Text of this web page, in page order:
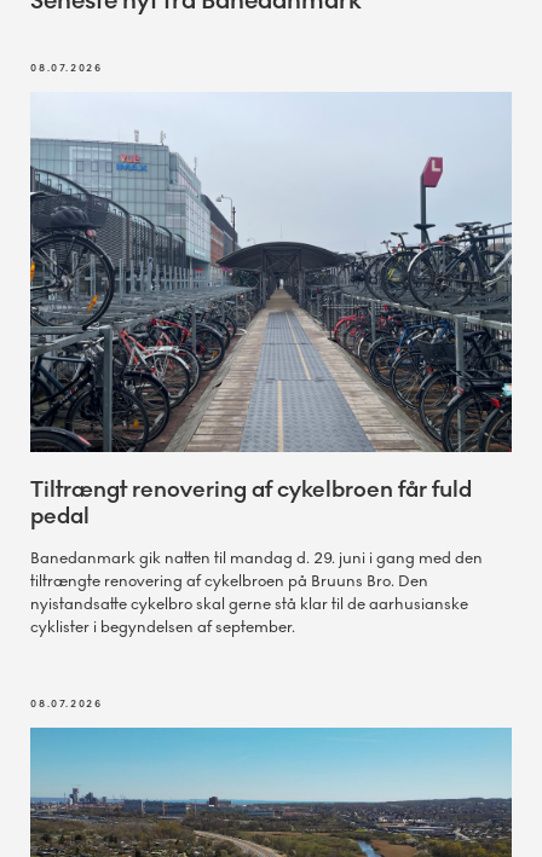
08.07.2026
Tiltrængt renovering af cykelbroen får fuld
pedal
Banedanmark gik natten til mandag d. 29. juni i gang med den
tiltrængte renovering af cykelbroen på Bruuns Bro. Den
nyistandsatte cykelbro skal gerne stå klar til de aarhusianske
cyklister i begyndelsen af september.
08.07.2026